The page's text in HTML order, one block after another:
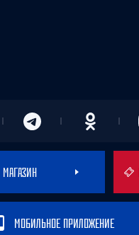
МАГАЗИН
МОБИЛЬНОЕ ПРИЛОЖЕНИЕ